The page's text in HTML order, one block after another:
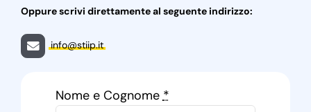
Oppure scrivi direttamente al seguente indirizzo:
info@stiip.it
Nome e Cognome*